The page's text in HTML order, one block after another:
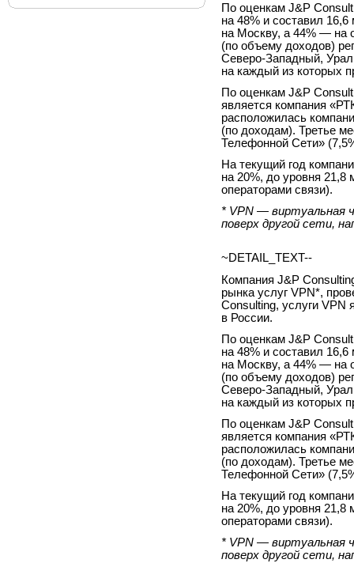
По оценкам J&P
на 48% и составил
на Москву, а 44% — на
(по объему доходов)
Северо-Западный,
на каждый из которых
По оценкам J&P
является компания
расположилась
(по доходам). Третье
Телефонной Сети»
На текущий год
на 20%, до уровня
операторами связи).
* VPN — виртуальная
поверх другой сети,
~DETAIL_TEXT--
Компания J&P
рынка услуг VPN*,
Consulting, услуги VPN
в России.
По оценкам J&P
на 48% и составил
на Москву, а 44% — на
(по объему доходов)
Северо-Западный,
на каждый из которых
По оценкам J&P
является компания
расположилась
(по доходам). Третье
Телефонной Сети»
На текущий год
на 20%, до уровня
операторами связи).
* VPN — виртуальная
поверх другой сети,